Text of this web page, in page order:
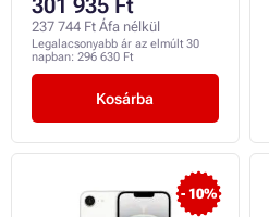
301 935 Ft
237 744 Ft Áfa nélkül
Legalacsonyabb ár az elmúlt 30
napban: 296 630 Ft
Kosárba
- 10%